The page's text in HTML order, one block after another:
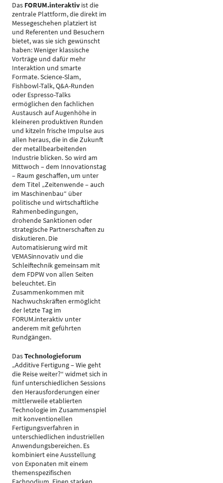
Das FORUM.interaktiv ist die
zentrale Plattform, die direkt im
Messegeschehen platziert ist
und Referenten und Besuchern
bietet, was sie sich gewünscht
haben: Weniger klassische
Vorträge und dafür mehr
Interaktion und smarte
Formate. Science-Slam,
Fishbowl-Talk, Q&A-Runden
oder Espresso-Talks
ermöglichen den fachlichen
Austausch auf Augenhöhe in
kleineren produktiven Runden
und kitzeln frische Impulse aus
allen heraus, die in die Zukunft
der metallbearbeitenden
Industrie blicken. So wird am
Mittwoch – dem Innovationstag
– Raum geschaffen, um unter
dem Titel „Zeitenwende – auch
im Maschinenbau“ über
politische und wirtschaftliche
Rahmenbedingungen,
drohende Sanktionen oder
strategische Partnerschaften zu
diskutieren. Die
Automatisierung wird mit
VEMASinnovativ und die
Schleiftechnik gemeinsam mit
dem FDPW von allen Seiten
beleuchtet. Ein
Zusammenkommen mit
Nachwuchskräften ermöglicht
der letzte Tag im
FORUM.interaktiv unter
anderem mit geführten
Rundgängen.
DasTechnologieforum
„Additive Fertigung – Wie geht
die Reise weiter?“ widmet sich in
fünf unterschiedlichen Sessions
den Herausforderungen einer
mittlerweile etablierten
Technologie im Zusammenspiel
mit konventionellen
Fertigungsverfahren in
unterschiedlichen industriellen
Anwendungsbereichen. Es
kombiniert eine Ausstellung
von Exponaten mit einem
themenspezifischen